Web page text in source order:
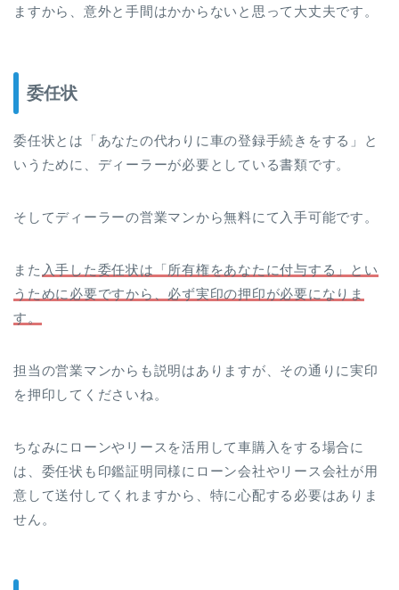
ますから、意外と手間はかからないと思って大丈夫です。
委任状
委任状とは「あなたの代わりに車の登録手続きをする」と
いうために、ディーラーが必要としている書類です。
そしてディーラーの営業マンから無料にて入手可能です。
また 入手した委任状は「所有権をあなたに付与する」とい
うために必要ですから、必ず実印の押印が必要になりま
す。
担当の営業マンからも説明はありますが、その通りに実印
を押印してくださいね。
ちなみにローンやリースを活用して車購入をする場合に
は、委任状も印鑑証明同様にローン会社やリース会社が用
意して送付してくれますから、特に心配する必要はありま
せん。